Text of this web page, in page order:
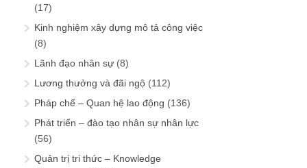
(17)
Kinh nghiệm xây dựng mô tả công việc
(8)
Lãnh đạo nhân sự (8)
Lương thưởng và đãi ngộ (112)
Pháp chế – Quan hệ lao động (136)
Phát triển – đào tạo nhân sự nhân lực
(56)
Quản trị tri thức – Knowledge